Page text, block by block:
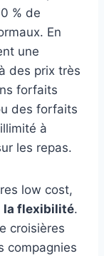
% de
En
une
des prix très
forfaits
des forfaits
à
les repas.
low cost,
la flexibilité.
croisières
compagnies